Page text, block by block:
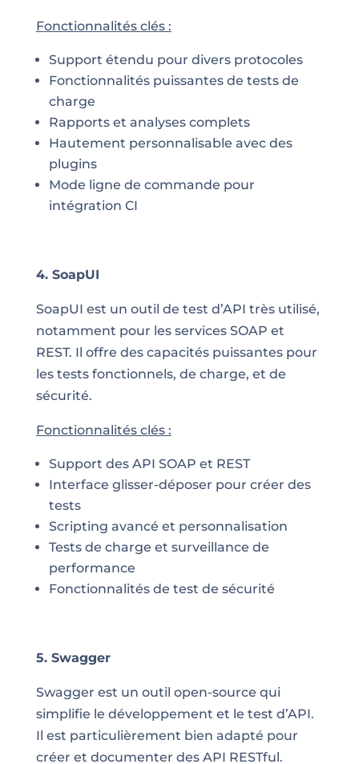
Fonctionnalités clés :
Support étendu pour divers protocoles
Fonctionnalités puissantes de tests de
charge
Rapports et analyses complets
Hautement personnalisable avec des
plugins
Mode ligne de commande pour
intégration CI
4. SoapUI
SoapUI est un outil de test d’API très utilisé,
notamment pour les services SOAP et
REST. Il offre des capacités puissantes pour
les tests fonctionnels, de charge, et de
sécurité.
Fonctionnalités clés :
Support des API SOAP et REST
Interface glisser-déposer pour créer des
tests
Scripting avancé et personnalisation
Tests de charge et surveillance de
performance
Fonctionnalités de test de sécurité
5. Swagger
Swagger est un outil open-source qui
simplifie le développement et le test d’API.
Il est particulièrement bien adapté pour
créer et documenter des API RESTful.